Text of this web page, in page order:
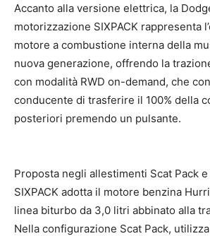
Accanto alla versione elettrica, la
motorizzazione SIXPACK rappresenta
motore a combustione interna della
nuova generazione, offrendo la
con modalità RWD on-demand, che
conducente di trasferire il 100% della
posteriori premendo un pulsante.
Proposta negli allestimenti Scat Pack
SIXPACK adotta il motore benzina
linea biturbo da 3,0 litri abbinato alla
Nella configurazione Scat Pack,